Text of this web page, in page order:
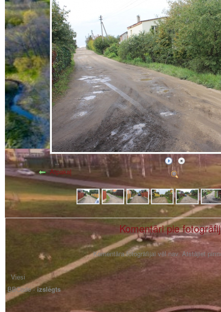
Atpakaļ
Komentāri pie
Komentāra fotogrāfijai vēl nav. Atstājiet
BBCode -izslēgts